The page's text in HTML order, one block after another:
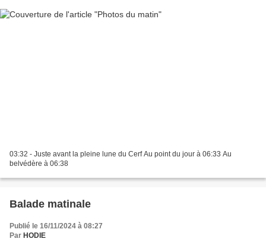
03:32 - Juste avant la pleine lune du Cerf Au point du jour à 06:33 Au
belvédère à 06:38
Balade matinale
Publié le 16/11/2024 à 08:27
Par HODIE